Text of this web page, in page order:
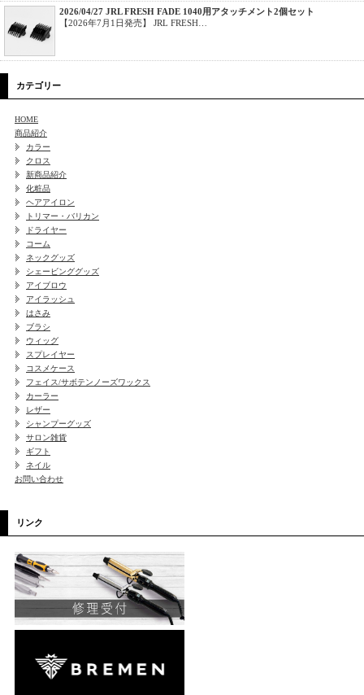
2026/04/27 JRL FRESH FADE 1040用アタッチメント2個セット
【2026年7月1日発売】 JRL FRESH…
カテゴリー
HOME
商品紹介
カラー
クロス
新商品紹介
化粧品
ヘアアイロン
トリマー・バリカン
ドライヤー
コーム
ネックグッズ
シェービンググッズ
アイブロウ
アイラッシュ
はさみ
ブラシ
ウィッグ
スプレイヤー
コスメケース
フェイス/サボテンノーズワックス
カーラー
レザー
シャンプーグッズ
サロン雑貨
ギフト
ネイル
お問い合わせ
リンク